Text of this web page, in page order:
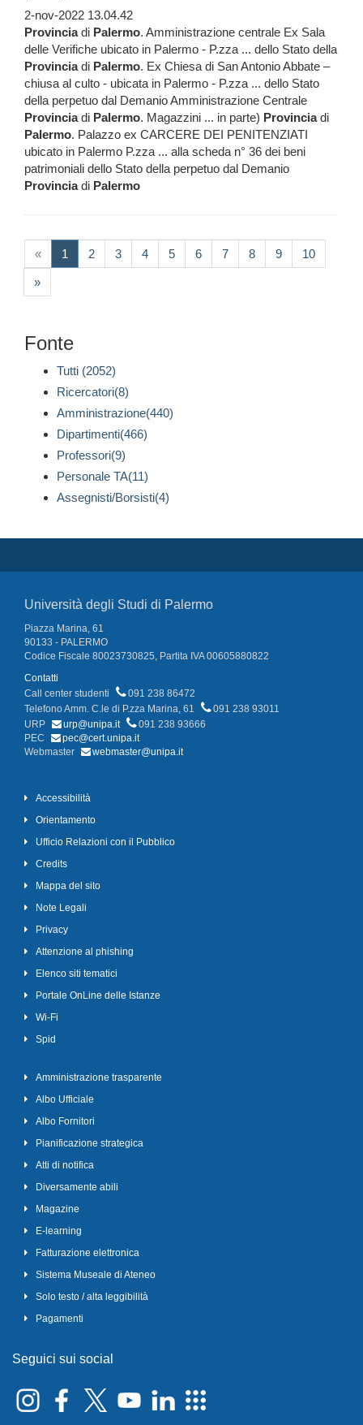
2-nov-2022 13.04.42
Provinciadi Palermo. Amministrazione centrale Ex Sala
delle Verifiche ubicato in Palermo - P.zza ... dello Stato della
Provinciadi Palermo. Ex Chiesa di San Antonio Abbate –
chiusa al culto - ubicata in Palermo - P.zza ... dello Stato
della perpetuo dal Demanio Amministrazione Centrale
Provinciadi Palermo. Magazzini ... in parte) Provinciadi
Palermo. Palazzo ex CARCERE DEI PENITENZIATI
ubicato in Palermo P.zza ... alla scheda n° 36 dei beni
patrimoniali dello Stato della perpetuo dal Demanio
Provinciadi Palermo
« 1 (current)
2 3 4 5 6 7 8 9 10
»
Fonte
Tutti (2052)
Ricercatori(8)
Amministrazione(440)
Dipartimenti(466)
Professori(9)
Personale TA(11)
Assegnisti/Borsisti(4)
Università degli Studi di Palermo
Piazza Marina, 61
90133 - PALERMO
Codice Fiscale 80023730825, Partita IVA 00605880822
Contatti
Call center studenti
091 238 86472
Telefono Amm. C.le di P.zza Marina, 61
091 238 93011
URP
urp@unipa.it
091 238 93666
PEC
pec@cert.unipa.it
Webmaster
webmaster@unipa.it
Accessibilità
Orientamento
Ufficio Relazioni con il Pubblico
Credits
Mappa del sito
Note Legali
Privacy
Attenzione al phishing
Elenco siti tematici
Portale OnLine delle Istanze
Wi-Fi
Spid
Amministrazione trasparente
Albo Ufficiale
Albo Fornitori
Pianificazione strategica
Atti di notifica
Diversamente abili
Magazine
E-learning
Fatturazione elettronica
Sistema Museale di Ateneo
Solo testo / alta leggibilità
Pagamenti
Seguici sui social